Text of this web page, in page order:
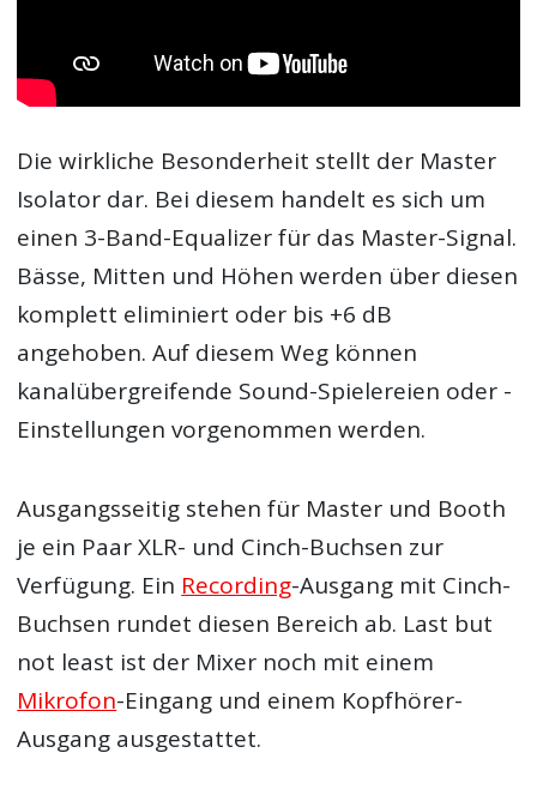
Die wirkliche Besonderheit stellt der Master
Isolator dar. Bei diesem handelt es sich um
einen 3-Band-Equalizer für das Master-Signal.
Bässe, Mitten und Höhen werden über diesen
komplett eliminiert oder bis +6 dB
angehoben. Auf diesem Weg können
kanalübergreifende Sound-Spielereien oder -
Einstellungen vorgenommen werden.
Ausgangsseitig stehen für Master und Booth
je ein Paar XLR- und Cinch-Buchsen zur
Verfügung. Ein Recording-Ausgang mit Cinch-
Buchsen rundet diesen Bereich ab. Last but
not least ist der Mixer noch mit einem
Mikrofon-Eingang und einem Kopfhörer-
Ausgang ausgestattet.